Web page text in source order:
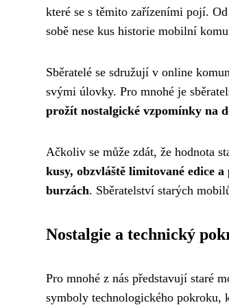
které se s těmito zařízeními pojí.
sobě nese kus historie mobilní
Sběratelé se sdružují v online
svými úlovky. Pro mnohé je
prožít nostalgické vzpomínky na
Ačkoliv se může zdát, že hodnota
kusy, obzvláště limitované edice
burzách. Sběratelství starých
Nostalgie a technický
Pro mnohé z nás představují staré
symboly technologického pokroku,